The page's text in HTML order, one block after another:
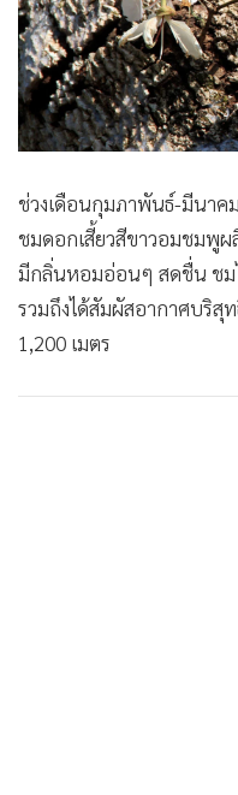
• หุ้น
• อินโดจีน
•
กองทุนรวม
• Celeb Online
• ญี่ปุ่น
• News1
• Gotomanager
ช่วงเดือนกุมภาพันธ์-มีนาค
ชมดอกเสี้ยวสีขาวอมชมพูผ
มีกลิ่นหอมอ่อนๆ สดชื่น ชม
รวมถึงได้สัมผัสอากาศบริสุ
1,200 เมตร